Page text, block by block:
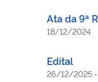
Ata da 9ª
18/12/2024
Edital
26/12/2025 -